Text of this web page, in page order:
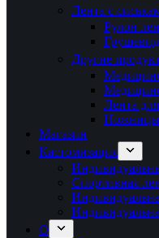
Лента с
Рулон
Другие
Лента
Ножницы
Магазин
Кастомизация
Спортивная
О